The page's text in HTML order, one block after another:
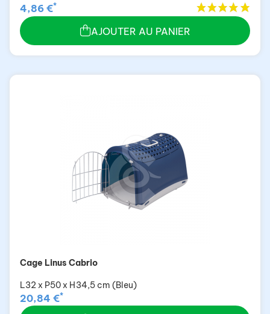
4,86 €*
AJOUTER AU PANIER
Cage Linus Cabrio
L32 x P50 x H34,5 cm (Bleu)
20,84 €*